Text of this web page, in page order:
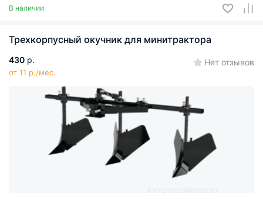
В наличии
Трехкорпусный окучник для минитрактора
430 р.
от 11 р./мес.
Нет отзывов